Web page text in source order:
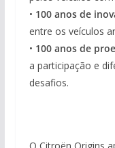
• 100 anos de
entre os veículos
• 100 anos de
a participação e
desafios.
O Citroën Origins